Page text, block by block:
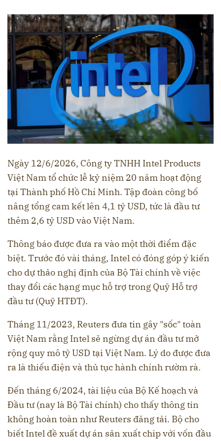
Ngày 12/6/2026, Công ty TNHH Intel Products
Việt Nam tổ chức lễ kỷ niệm 20 năm hoạt động
tại Thành phố Hồ Chí Minh. Tập đoàn công bố
nâng tổng cam kết lên 4,1 tỷ USD, tức là đầu tư
thêm 2,6 tỷ USD vào Việt Nam.
Thông báo được đưa ra vào một thời điểm đặc
biệt. Trước đó vài tháng, Intel có đóng góp ý kiến
cho dự thảo nghị định của Bộ Tài chính về việc
thay đổi các hạng mục hỗ trợ trong Quỹ Hỗ trợ
đầu tư (Quỹ HTĐT).
Tháng 11/2023, Reuters đưa tin gây "sốc" toàn
Việt Nam rằng Intel sẽ ngừng dự án đầu tư mở
rộng quy mô tỷ USD tại Việt Nam. Lý do được đưa
ra là thiếu điện và thủ tục hành chính rườm rà.
Đến tháng 6/2024, tài liệu của Bộ Kế hoạch và
Đầu tư (nay là Bộ Tài chính) cho thấy thông tin
không hoàn toàn như Reuters đăng tải. Bộ cho
biết Intel đề xuất dự án sản xuất chip với vốn đầu